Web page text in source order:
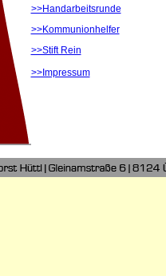
>>Handarbeitsrunde
>>Kommunionhelfer
>>Stift Rein
>>Impressum